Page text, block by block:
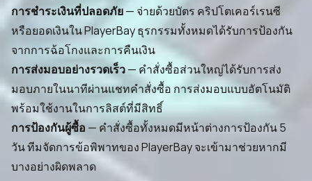
การชำระเงินที่ปลอดภัย— จ่ายด้วยบัตร คริปโตเคอร์เรนซี
หรือยอดเงินใน PlayerBay ธุรกรรมทั้งหมดได้รับการป้องกัน
จากการฉ้อโกงและการคืนเงิน
การส่งมอบอย่างรวดเร็ว— คำสั่งซื้อส่วนใหญ่ได้รับการส่ง
มอบภายในนาทีผ่านแชทคำสั่งซื้อ การส่งมอบแบบอัตโนมัติ
พร้อมใช้งานในการลิสต์ที่มีสิทธิ์
การป้องกันผู้ซื้อ — คำสั่งซื้อทั้งหมดมีหน้าต่างการป้องกัน 5
วัน ทีมจัดการข้อพิพาทของ PlayerBay จะเข้ามาช่วยหากมี
บางอย่างผิดพลาด